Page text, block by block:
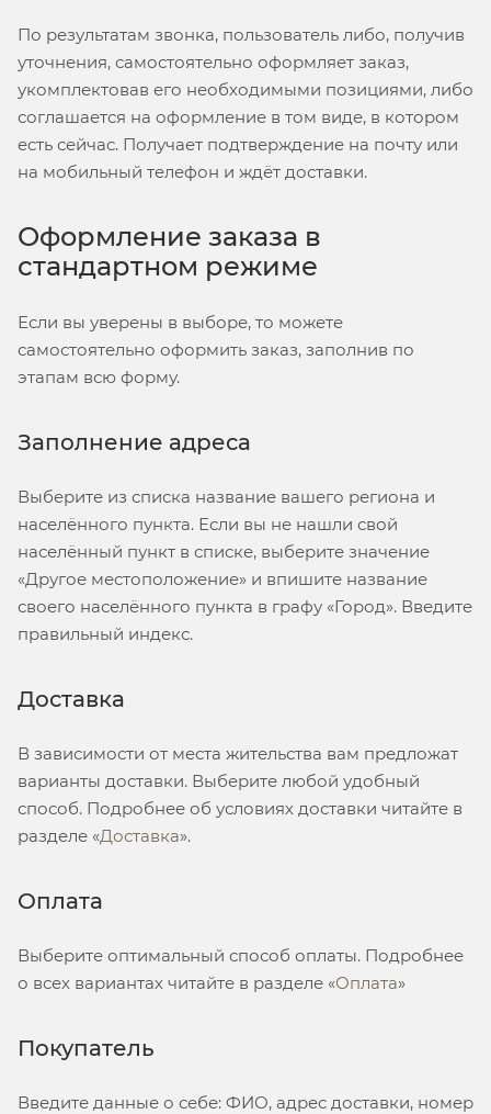
По результатам звонка, пользователь либо, получив
уточнения, самостоятельно оформляет заказ,
укомплектовав его необходимыми позициями, либо
соглашается на оформление в том виде, в котором
есть сейчас. Получает подтверждение на почту или
на мобильный телефон и ждёт доставки.
Оформление заказа в
стандартном режиме
Если вы уверены в выборе, то можете
самостоятельно оформить заказ, заполнив по
этапам всю форму.
Заполнение адреса
Выберите из списка название вашего региона и
населённого пункта. Если вы не нашли свой
населённый пункт в списке, выберите значение
«Другое местоположение» и впишите название
своего населённого пункта в графу «Город». Введите
правильный индекс.
Доставка
В зависимости от места жительства вам предложат
варианты доставки. Выберите любой удобный
способ. Подробнее об условиях доставки читайте в
разделе «Доставка».
Оплата
Выберите оптимальный способ оплаты. Подробнее
о всех вариантах читайте в разделе «Оплата»
Покупатель
Введите данные о себе: ФИО, адрес доставки, номер